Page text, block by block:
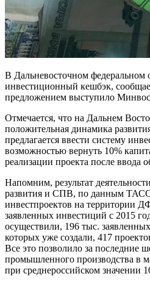
В Дальневосточном федеральном
инвестиционный кешбэк,
предложением выступило
Отмечается, что на Дальнем
положительная динамика
предлагается ввести систему
возможностью вернуть 10%
реализации проекта после ввода
Напомним, результат
развития и СПВ, по данным
инвестпроектов на территории
заявленных инвестиций с 2015
осуществили, 196 тыс.
которых уже создали, 417
Все это позволило за последние
промышленного производства в
при среднероссийском значении